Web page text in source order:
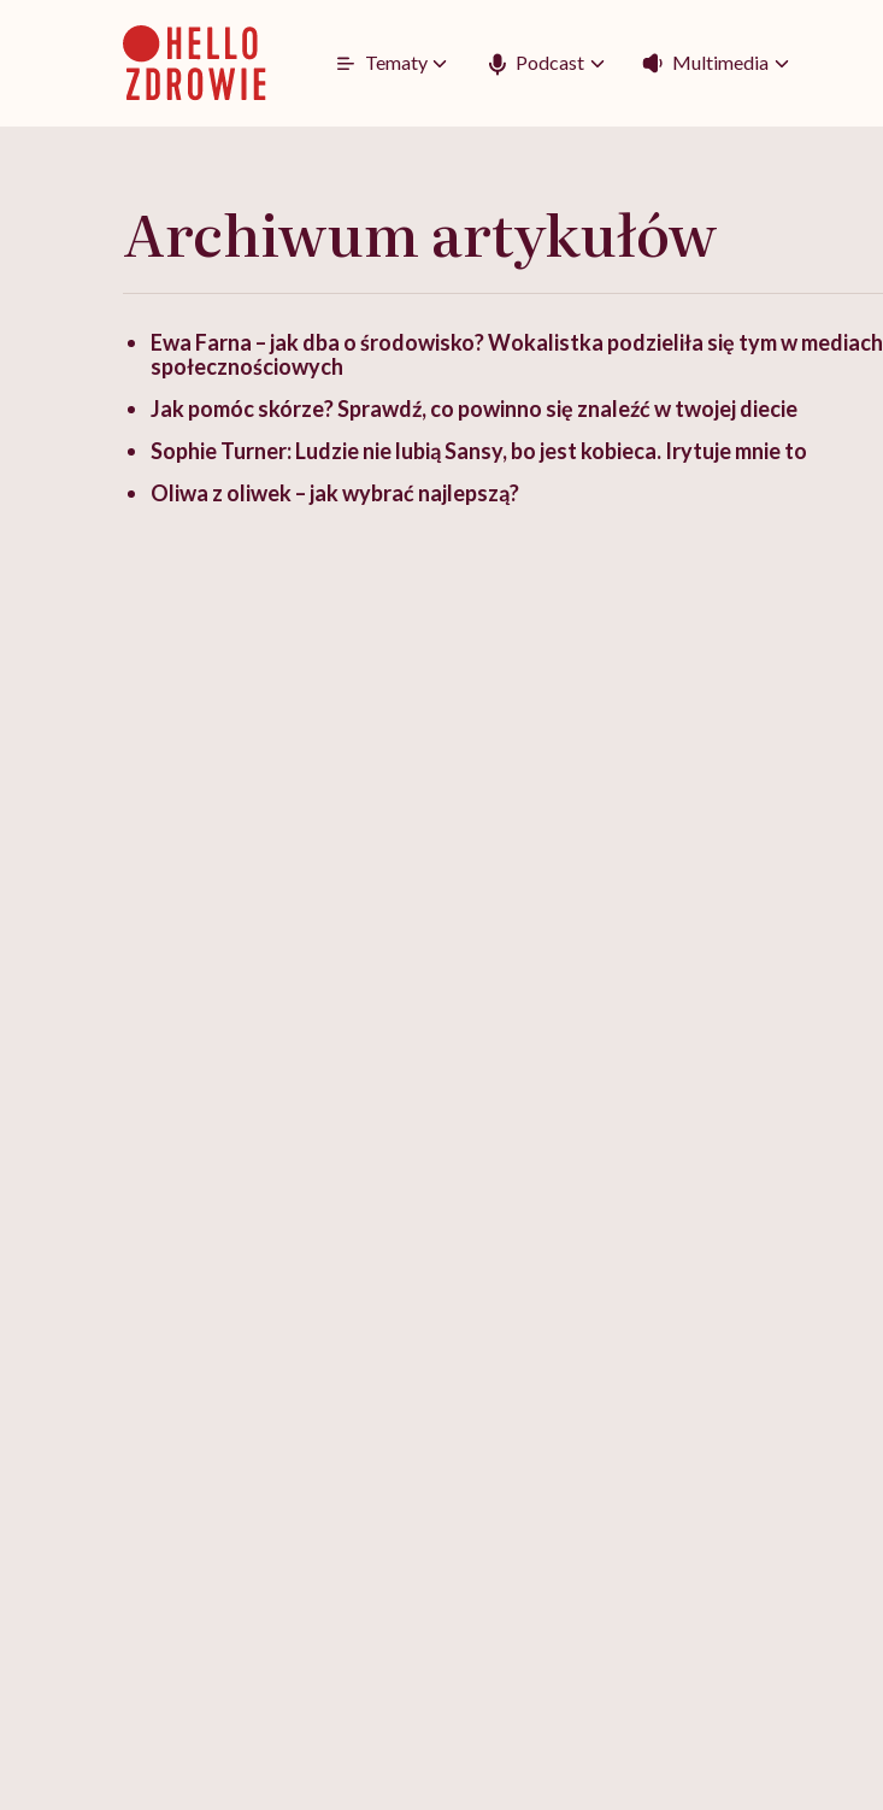
Tematy Podcast Multimedia
Archiwum artykułów
Ewa Farna – jak dba o środowisko? Wokalistka podzieliła się tym w mediach
społecznościowych
Jak pomóc skórze? Sprawdź, co powinno się znaleźć w twojej diecie
Sophie Turner: Ludzie nie lubią Sansy, bo jest kobieca. Irytuje mnie to
Oliwa z oliwek – jak wybrać najlepszą?